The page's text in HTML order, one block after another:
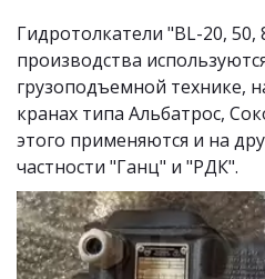
Гидротолкатели "BL-20, 50,
производства
грузоподъемной технике,
кранах типа Альбатрос,
этого применяются и на
частности "Ганц" и "РДК".